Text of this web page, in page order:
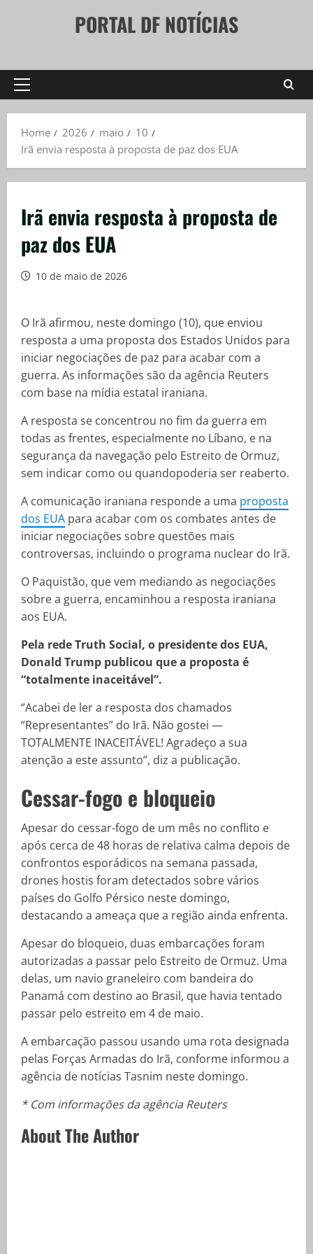
PORTAL DF NOTÍCIAS
Primary
Home
2026 maio
10
Irã envia resposta à proposta de paz dos EUA
Irã envia resposta à proposta de
paz dos EUA
10 de maio de 2026
O Irã afirmou, neste domingo (10), que enviou
resposta a uma proposta dos Estados Unidos para
iniciar negociações de paz para acabar com a
guerra. As informações são da agência Reuters
com base na mídia estatal iraniana.
A resposta se concentrou no fim da guerra em
todas as frentes, especialmente no Líbano, e na
segurança da navegação pelo Estreito de Ormuz,
sem indicar como ou quandopoderia ser reaberto.
A comunicação iraniana responde a uma proposta
dos EUA para acabar com os combates antes de
iniciar negociações sobre questões mais
controversas, incluindo o programa nuclear do Irã.
O Paquistão, que vem mediando as negociações
sobre a guerra, encaminhou a resposta iraniana
aos EUA.
Pela rede Truth Social, o presidente dos EUA,
Donald Trump publicou que a proposta é
“totalmente inaceitável”.
“Acabei de ler a resposta dos chamados
“Representantes” do Irã. Não gostei —
TOTALMENTE INACEITÁVEL! Agradeço a sua
atenção a este assunto”, diz a publicação.
Cessar-fogo e bloqueio
Apesar do cessar-fogo de um mês no conflito e
após cerca de 48 horas de relativa calma depois de
confrontos esporádicos na semana passada,
drones hostis foram detectados sobre vários
países do Golfo Pérsico neste domingo,
destacando a ameaça que a região ainda enfrenta.
Apesar do bloqueio, duas embarcações foram
autorizadas a passar pelo Estreito de Ormuz. Uma
delas, um navio graneleiro com bandeira do
Panamá com destino ao Brasil, que havia tentado
passar pelo estreito em 4 de maio.
A embarcação passou usando uma rota designada
pelas Forças Armadas do Irã, conforme informou a
agência de notícias Tasnim neste domingo.
* Com informações da agência Reuters
About The Author